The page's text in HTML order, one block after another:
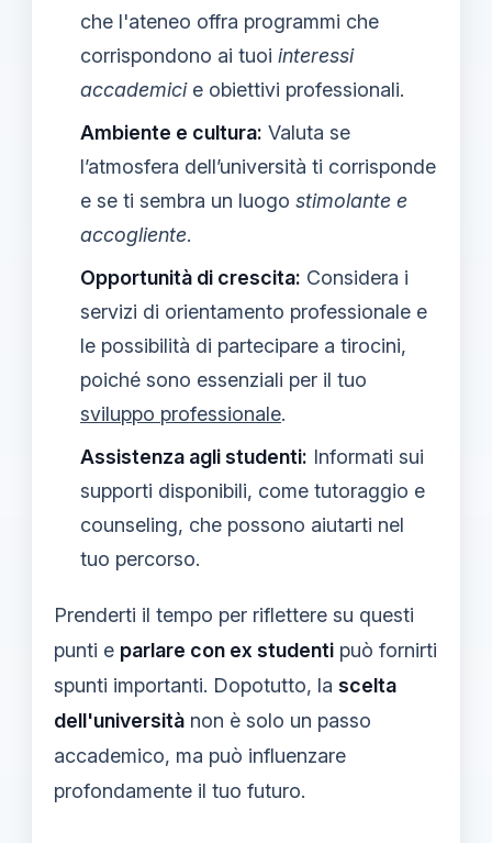
che l'ateneo offra programmi che
corrispondono ai tuoi interessi
accademicie obiettivi professionali.
Ambiente e cultura: Valuta se
l’atmosfera dell’università ti corrisponde
e se ti sembra un luogo stimolante e
accogliente.
Opportunità di crescita: Considera i
servizi di orientamento professionale e
le possibilità di partecipare a tirocini,
poiché sono essenziali per il tuo
sviluppo professionale.
Assistenza agli studenti: Informati sui
supporti disponibili, come tutoraggio e
counseling, che possono aiutarti nel
tuo percorso.
Prenderti il tempo per riflettere su questi
punti e parlare con ex studenti può fornirti
spunti importanti. Dopotutto, la scelta
dell'università non è solo un passo
accademico, ma può influenzare
profondamente il tuo futuro.